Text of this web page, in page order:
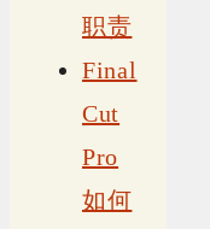
职责
Final
Cut
Pro
如何